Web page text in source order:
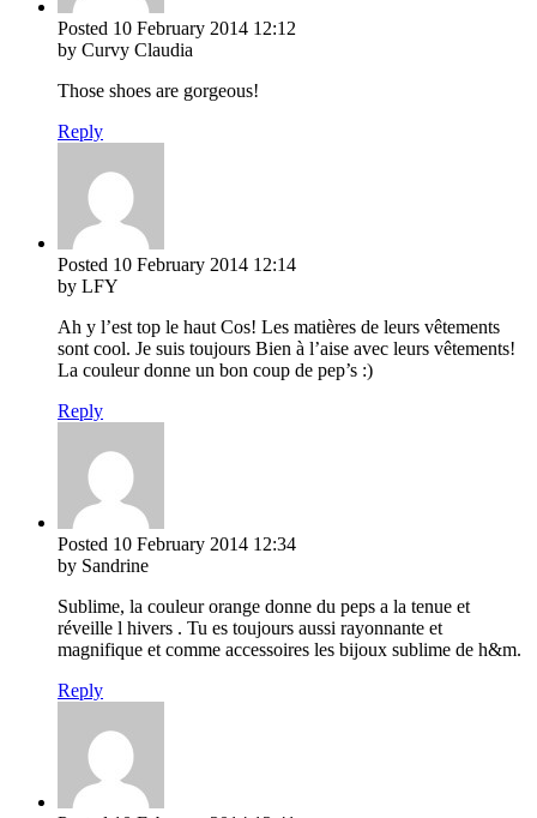
Posted 10 February 2014 12:12
by Curvy Claudia
Those shoes are gorgeous!
Reply
Posted 10 February 2014 12:14
by LFY
Ah y l’est top le haut Cos! Les matières de leurs vêtements
sont cool. Je suis toujours Bien à l’aise avec leurs vêtements!
La couleur donne un bon coup de pep’s :)
Reply
Posted 10 February 2014 12:34
by Sandrine
Sublime, la couleur orange donne du peps a la tenue et
réveille l hivers . Tu es toujours aussi rayonnante et
magnifique et comme accessoires les bijoux sublime de h&m.
Reply